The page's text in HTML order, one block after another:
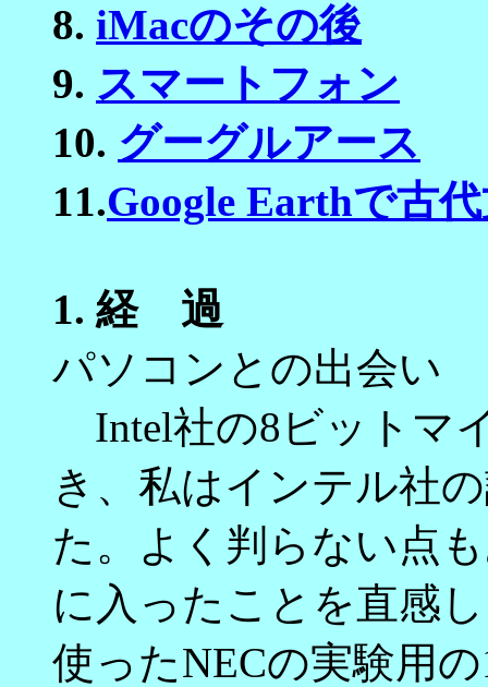
8. iMacのその後
9. スマートフォン
10. グーグルアース
11.Google Earthで古
1. 経 過
パソコンとの出会い
Intel社の8ビットマ
き、私はインテル社
た。よく判らない点
に入ったことを直感
使ったNECの実験用